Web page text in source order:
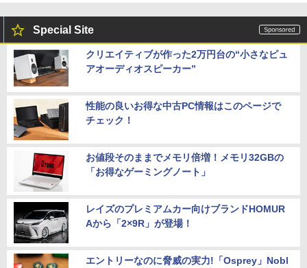
Special Site
クリエイティブが作った2万円台の“小さなピュ
アオーディオスピーカー”
性能の良いお得な中古PC情報はこのページで
チェック！
お値段そのままでメモリ倍増！メモリ32GBの
「お得なゲーミングノート」
レイズのプレミアムカー向けブランドHOMUR
Aから「2×9R」が登場！
エントリーなのに脅威の実力!「Osprey」Nobl